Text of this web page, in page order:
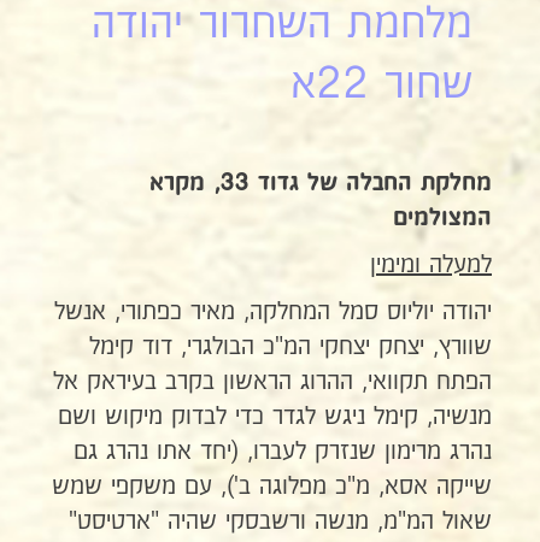
מלחמת השחרור יהודה
שחור 22א
מחלקת החבלה של גדוד 33, מקרא
המצולמים
למעלה ומימין
יהודה יוליוס סמל המחלקה, מאיר כפתורי, אנשל
שוורץ, יצחק יצחקי המ"כ הבולגרי, דוד קימל
הפתח תקוואי, ההרוג הראשון בקרב בעיראק אל
מנשיה, קימל ניגש לגדר כדי לבדוק מיקוש ושם
נהרג מרימון שנזרק לעברו, (יחד אתו נהרג גם
שייקה אסא, מ"כ מפלוגה ב'), עם משקפי שמש
שאול המ"מ, מנשה ורשבסקי שהיה "ארטיסט"